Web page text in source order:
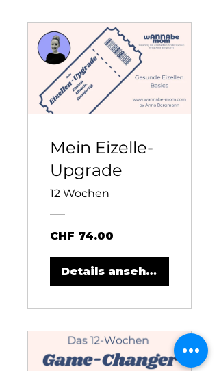
Mein Eizelle-
Upgrade
12 Wochen
CHF 74.00
Details ansehen